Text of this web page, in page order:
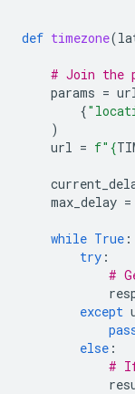
def timezone(
# Join the
params =
{
)
url = f" {
max_delay =
while True :
try :
#
except
else :
#